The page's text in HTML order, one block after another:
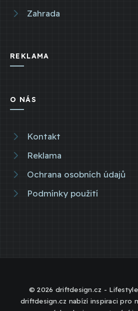
Zahrada
REKLAMA
O NÁS
Kontakt
Reklama
Ochrana osobních údajů
Podmínky použití
© 2026 driftdesign.cz -
driftdesign.cz nabízí inspiraci pro